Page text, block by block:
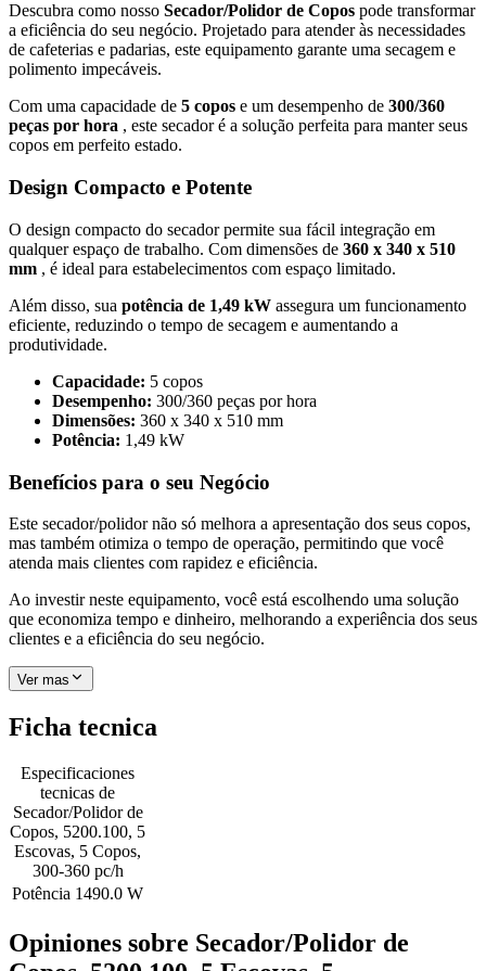
Descubra como nosso Secador/Polidor de Copos pode transformar
a eficiência do seu negócio. Projetado para atender às necessidades
de cafeterias e padarias, este equipamento garante uma secagem e
polimento impecáveis.
Com uma capacidade de 5 copos e um desempenho de 300/360
peças por hora , este secador é a solução perfeita para manter seus
copos em perfeito estado.
Design Compacto e Potente
O design compacto do secador permite sua fácil integração em
qualquer espaço de trabalho. Com dimensões de 360 x 340 x 510
mm , é ideal para estabelecimentos com espaço limitado.
Além disso, sua potência de 1,49 kW assegura um funcionamento
eficiente, reduzindo o tempo de secagem e aumentando a
produtividade.
Capacidade: 5 copos
Desempenho: 300/360 peças por hora
Dimensões: 360 x 340 x 510 mm
Potência: 1,49 kW
Benefícios para o seu Negócio
Este secador/polidor não só melhora a apresentação dos seus copos,
mas também otimiza o tempo de operação, permitindo que você
atenda mais clientes com rapidez e eficiência.
Ao investir neste equipamento, você está escolhendo uma solução
que economiza tempo e dinheiro, melhorando a experiência dos seus
clientes e a eficiência do seu negócio.
Ver mas
Ficha tecnica
Especificaciones
tecnicas de
Secador/Polidor de
Copos, 5200.100, 5
Escovas, 5 Copos,
300-360 pc/h
Potência 1490.0 W
Opiniones sobre Secador/Polidor de